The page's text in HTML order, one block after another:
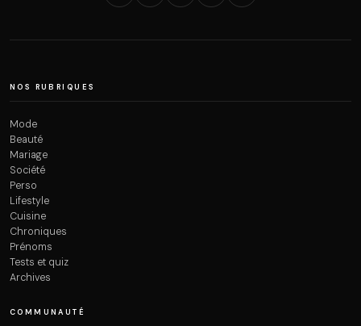
NOS RUBRIQUES
Mode
Beauté
Mariage
Société
Perso
Lifestyle
Cuisine
Chroniques
Prénoms
Tests et quiz
Archives
COMMUNAUTÉ